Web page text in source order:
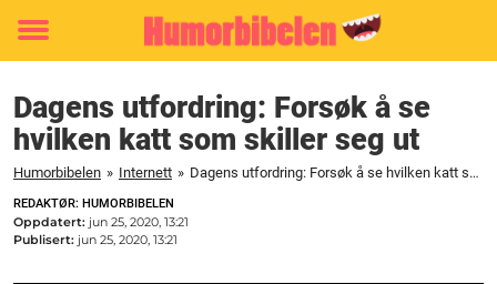
Toggle
Dagens utfordring: Forsøk å se
hvilken katt som skiller seg ut
Humorbibelen » Internett » Dagens utfordring: Forsøk å se hvilken katt som skiller seg ut
REDAKTØR: HUMORBIBELEN
Oppdatert: jun 25, 2020, 13:21
Publisert: jun 25, 2020, 13:21